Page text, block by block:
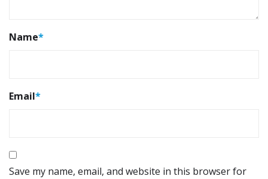
Name*
Email*
Save my name, email, and website in this browser for